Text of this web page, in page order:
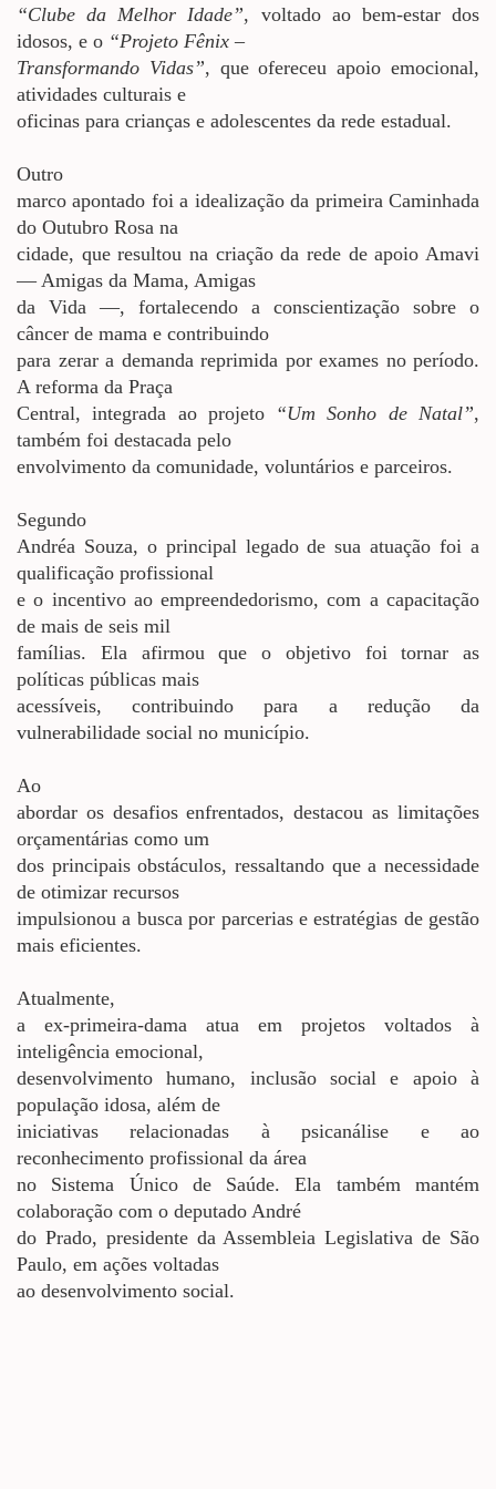
“Clube da Melhor Idade”, voltado ao bem-estar dos
idosos, e o “Projeto Fênix –
Transformando Vidas”, que ofereceu apoio emocional,
atividades culturais e
oficinas para crianças e adolescentes da rede estadual.
Outro
marco apontado foi a idealização da primeira Caminhada
do Outubro Rosa na
cidade, que resultou na criação da rede de apoio Amavi
— Amigas da Mama, Amigas
da Vida —, fortalecendo a conscientização sobre o
câncer de mama e contribuindo
para zerar a demanda reprimida por exames no período.
A reforma da Praça
Central, integrada ao projeto “Um Sonho de Natal”,
também foi destacada pelo
envolvimento da comunidade, voluntários e parceiros.
Segundo
Andréa Souza, o principal legado de sua atuação foi a
qualificação profissional
e o incentivo ao empreendedorismo, com a capacitação
de mais de seis mil
famílias. Ela afirmou que o objetivo foi tornar as
políticas públicas mais
acessíveis, contribuindo para a redução da
vulnerabilidade social no município.
Ao
abordar os desafios enfrentados, destacou as limitações
orçamentárias como um
dos principais obstáculos, ressaltando que a necessidade
de otimizar recursos
impulsionou a busca por parcerias e estratégias de gestão
mais eficientes.
Atualmente,
a ex-primeira-dama atua em projetos voltados à
inteligência emocional,
desenvolvimento humano, inclusão social e apoio à
população idosa, além de
iniciativas relacionadas à psicanálise e ao
reconhecimento profissional da área
no Sistema Único de Saúde. Ela também mantém
colaboração com o deputado André
do Prado, presidente da Assembleia Legislativa de São
Paulo, em ações voltadas
ao desenvolvimento social.